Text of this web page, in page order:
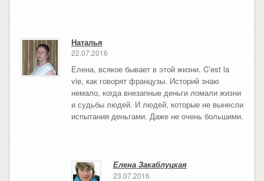
Наталья
22.07.2016
Елена, всякое бывает в этой жизни. C’est la
vie, как говорят французы. Историй знаю
немало, когда внезапные деньги ломали жизни
и судьбы людей. И людей, которые не вынесли
испытания деньгами. Даже не очень большими.
Елена Закаблуцкая
23.07.2016